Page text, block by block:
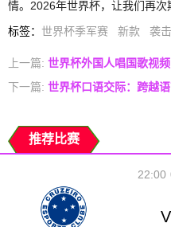
情。2026年世界杯，让我们再次
标签： 世界杯季军赛 新款 袭
上一篇: 世界杯外国人唱国歌视
下一篇: 世界杯口语交际：跨越
推荐比赛
22:00
V